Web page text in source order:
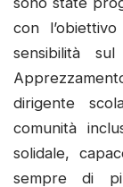
con
sensibilità
dirigente
comunità
solidale,
sempre di